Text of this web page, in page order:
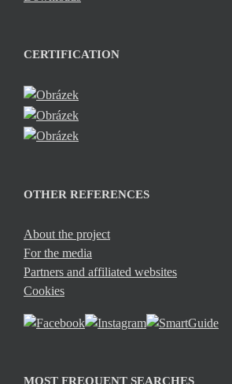
CERTIFICATION
OTHER REFERENCES
About the project
For the media
Partners and affiliated websites
Cookies
MOST FREQUENT SEARCHES